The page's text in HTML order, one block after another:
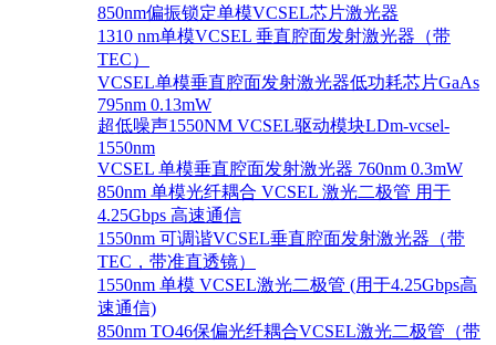
850nm偏振锁定单模VCSEL芯片激光器
1310 nm单模VCSEL 垂直腔面发射激光器（带
TEC）
VCSEL单模垂直腔面发射激光器低功耗芯片GaAs
795nm 0.13mW
超低噪声1550NM VCSEL驱动模块LDm-vcsel-
1550nm
VCSEL 单模垂直腔面发射激光器 760nm 0.3mW
850nm 单模光纤耦合 VCSEL 激光二极管 用于
4.25Gbps 高速通信
1550nm 可调谐VCSEL垂直腔面发射激光器（带
TEC，带准直透镜）
1550nm 单模 VCSEL激光二极管 (用于4.25Gbps高
速通信)
850nm TO46保偏光纤耦合VCSEL激光二极管（带